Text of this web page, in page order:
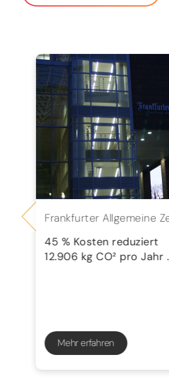
Frankfurter Allgemeine
45 % Kosten reduziert
12.906 kg CO² pro Jahr
Mehr erfahren